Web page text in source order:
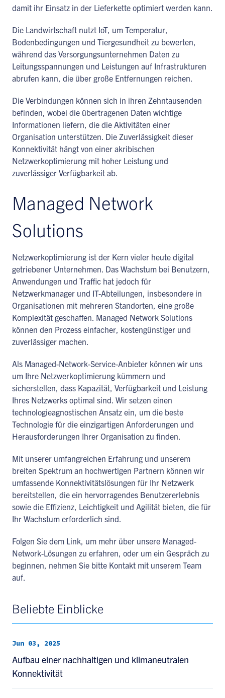
damit ihr Einsatz in der Lieferkette optimiert werden kann.
Die Landwirtschaft nutzt IoT, um Temperatur,
Bodenbedingungen und Tiergesundheit zu bewerten,
während das Versorgungsunternehmen Daten zu
Leitungsspannungen und Leistungen auf Infrastrukturen
abrufen kann, die über große Entfernungen reichen.
Die Verbindungen können sich in ihren Zehntausenden
befinden, wobei die übertragenen Daten wichtige
Informationen liefern, die die Aktivitäten einer
Organisation unterstützen. Die Zuverlässigkeit dieser
Konnektivität hängt von einer akribischen
Netzwerkoptimierung mit hoher Leistung und
zuverlässiger Verfügbarkeit ab.
Managed Network
Solutions
Netzwerkoptimierung ist der Kern vieler heute digital
getriebener Unternehmen. Das Wachstum bei Benutzern,
Anwendungen und Traffic hat jedoch für
Netzwerkmanager und IT-Abteilungen, insbesondere in
Organisationen mit mehreren Standorten, eine große
Komplexität geschaffen. Managed Network Solutions
können den Prozess einfacher, kostengünstiger und
zuverlässiger machen.
Als Managed-Network-Service-Anbieter können wir uns
um Ihre Netzwerkoptimierung kümmern und
sicherstellen, dass Kapazität, Verfügbarkeit und Leistung
Ihres Netzwerks optimal sind. Wir setzen einen
technologieagnostischen Ansatz ein, um die beste
Technologie für die einzigartigen Anforderungen und
Herausforderungen Ihrer Organisation zu finden.
Mit unserer umfangreichen Erfahrung und unserem
breiten Spektrum an hochwertigen Partnern können wir
umfassende Konnektivitätslösungen für Ihr Netzwerk
bereitstellen, die ein hervorragendes Benutzererlebnis
sowie die Effizienz, Leichtigkeit und Agilität bieten, die für
Ihr Wachstum erforderlich sind.
Folgen Sie dem Link, um mehr über unsere Managed-
Network-Lösungen zu erfahren, oder um ein Gespräch zu
beginnen, nehmen Sie bitte Kontakt mit unserem Team
auf.
Beliebte Einblicke
Jun 03, 2025
Aufbau einer nachhaltigen und klimaneutralen
Konnektivität